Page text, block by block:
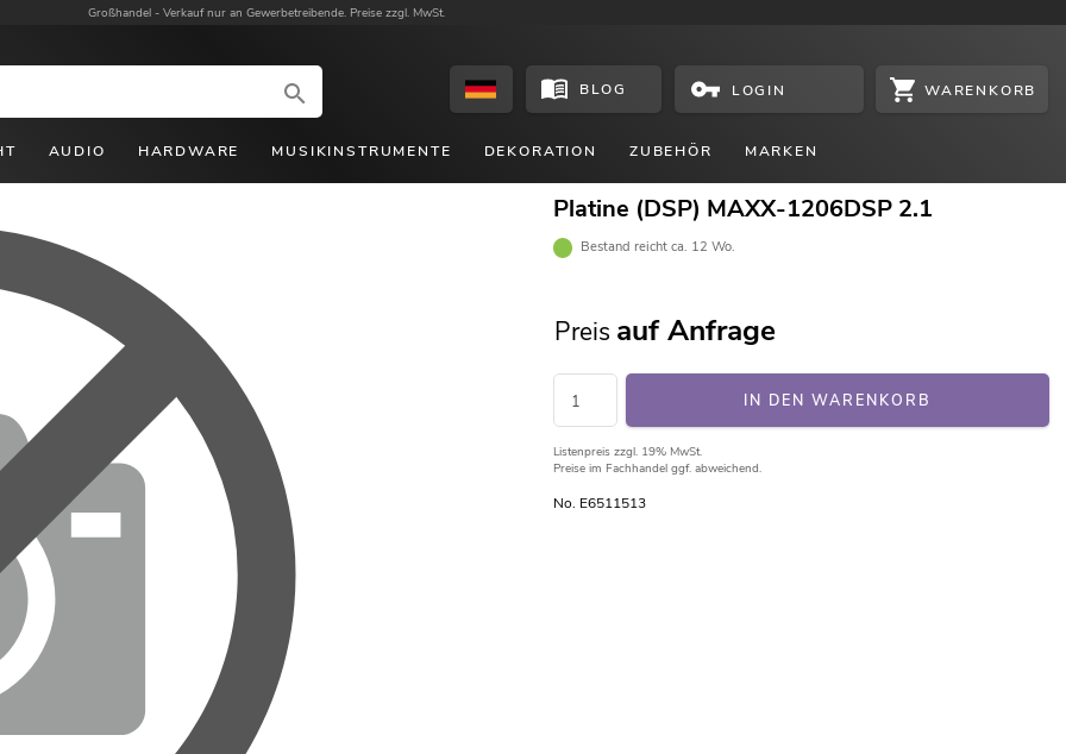
Großhandel - Verkauf nur an Gewerbetreibende. Preise zzgl. MwSt.
BLOG LOGIN WARENKORB
AUDIO HARDWARE MUSIKINSTRUMENTE DEKORATION ZUBEHÖR MARKEN
Platine (DSP) MAXX-1206DSP 2.1
Bestand reicht ca. 12 Wo.
Preis auf Anfrage
IN DEN WARENKORB
Listenpreis zzgl. 19% MwSt.
Preise im Fachhandel ggf. abweichend.
No. E6511513